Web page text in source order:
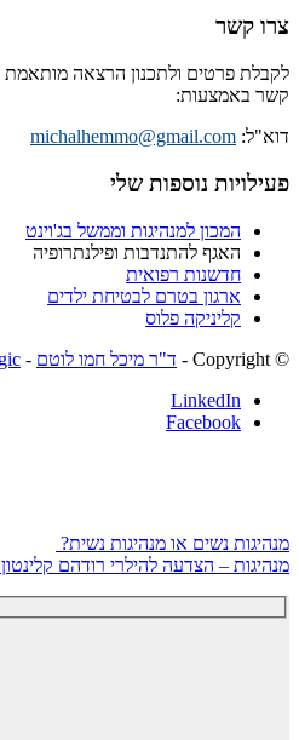
צרו קשר
לקבלת פרטים ולתכנון הרצאה מותאמת
קשר באמצעות:
דוא"ל: michalhemmo@gmail.com
פעילויות נוספות שלי
המכון למנהיגות וממשל בג'וינט
האגף להתנדבות ופילנתרופיה
חדשנות רפואית
ארגון בטרם לבטיחת ילדים
קליניקה פלוס
© ‫Copyright -
ד"ר מיכל חמו לוטם - Developed by
LinkedIn
Facebook
מנהיגות נשים או מנהיגות נשית?
מנהיגות – הצדעה להילרי רודהם